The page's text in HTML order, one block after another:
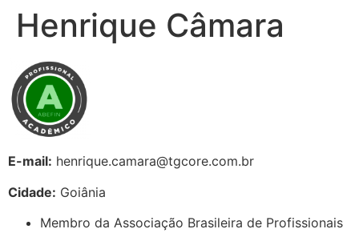
Henrique Câmara
E-mail: henrique.camara@tgcore.com.br
Cidade: Goiânia
Membro da Associação Brasileira de Profissionais